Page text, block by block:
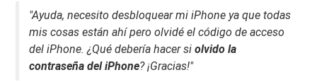
"Ayuda, necesito desbloquear mi iPhone ya que todas
mis cosas están ahí pero olvidé el código de acceso
del iPhone. ¿Qué debería hacer siolvido la
contraseña del iPhone? ¡Gracias!"